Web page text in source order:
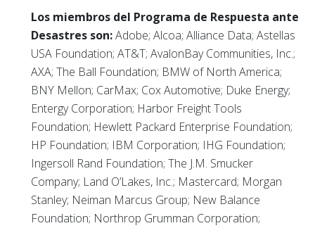
Los miembros del Programa de Respuesta ante
Desastres son:Adobe; Alcoa; Alliance Data; Astellas
USA Foundation; AT&T; AvalonBay Communities, Inc.;
AXA; The Ball Foundation; BMW of North America;
BNY Mellon; CarMax; Cox Automotive; Duke Energy;
Entergy Corporation; Harbor Freight Tools
Foundation; Hewlett Packard Enterprise Foundation;
HP Foundation; IBM Corporation; IHG Foundation;
Ingersoll Rand Foundation; The J.M. Smucker
Company; Land O’Lakes, Inc.; Mastercard; Morgan
Stanley; Neiman Marcus Group; New Balance
Foundation; Northrop Grumman Corporation;